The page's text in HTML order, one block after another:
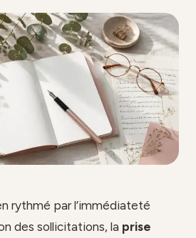
rythmé par l’immédiateté
des sollicitations, la prise